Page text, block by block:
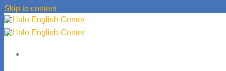
Skip to content